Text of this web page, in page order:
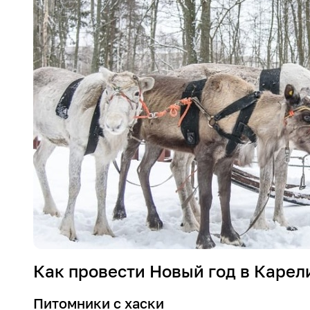
Как провести Новый год в
Питомники с хаски